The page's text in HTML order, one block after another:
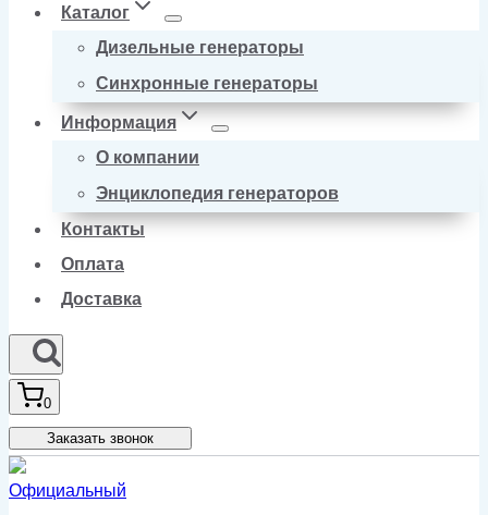
Каталог
Дизельные генераторы
Синхронные генераторы
Информация
О компании
Энциклопедия генераторов
Контакты
Оплата
Доставка
0
Заказать звонок